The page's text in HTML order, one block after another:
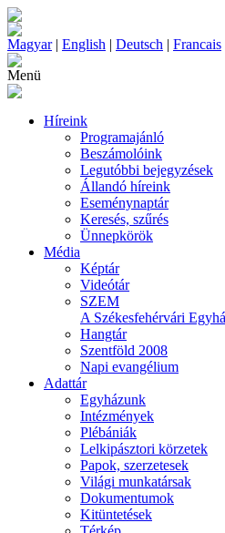
Magyar| English | Deutsch | Francais
Menü
Híreink
Programajánló
Beszámolóink
Legutóbbi bejegyzések
Állandó híreink
Eseménynaptár
Keresés, szűrés
Ünnepkörök
Média
Képtár
Videótár
SZEM
A Székesfehérvári
Hangtár
Szentföld 2008
Napi evangélium
Adattár
Egyházunk
Intézmények
Plébániák
Lelkipásztori körzetek
Papok, szerzetesek
Világi munkatársak
Dokumentumok
Kitüntetések